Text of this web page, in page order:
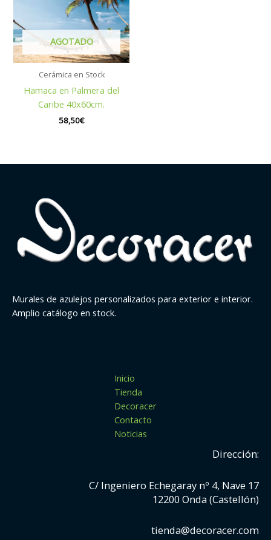
AGOTADO
Cerámica en Stock
Hamaca en Palmera del
Caribe 40x60cm.
58,50€
Murales de azulejos personalizados para exterior e interior.
Amplio catálogo en stock.
Inicio
Tienda
Decoracer
Contacto
Noticias
Dirección:
C/ Ingeniero Echegaray nº 4, Nave 17
12200 Onda (Castellón)
tienda@decoracer.com